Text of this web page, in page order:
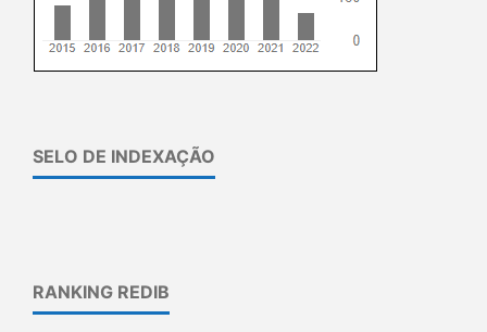
SELO DE INDEXAÇÃO
RANKING REDIB